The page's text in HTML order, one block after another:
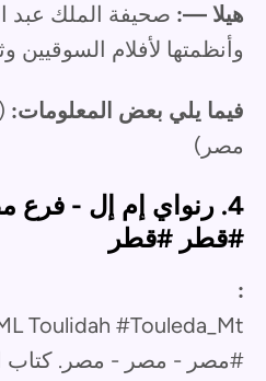
هيلا —: صحيفة الملك عبد
وأنظمتها لأفلام السوقيين
فيما يلي بعض المعلومات:
مصر)
4. رنواي إم إل - فرع
#قطر #قطر
:
Toulidah #Touleda_Mt
#مصر - مصر - مصر. كتاب